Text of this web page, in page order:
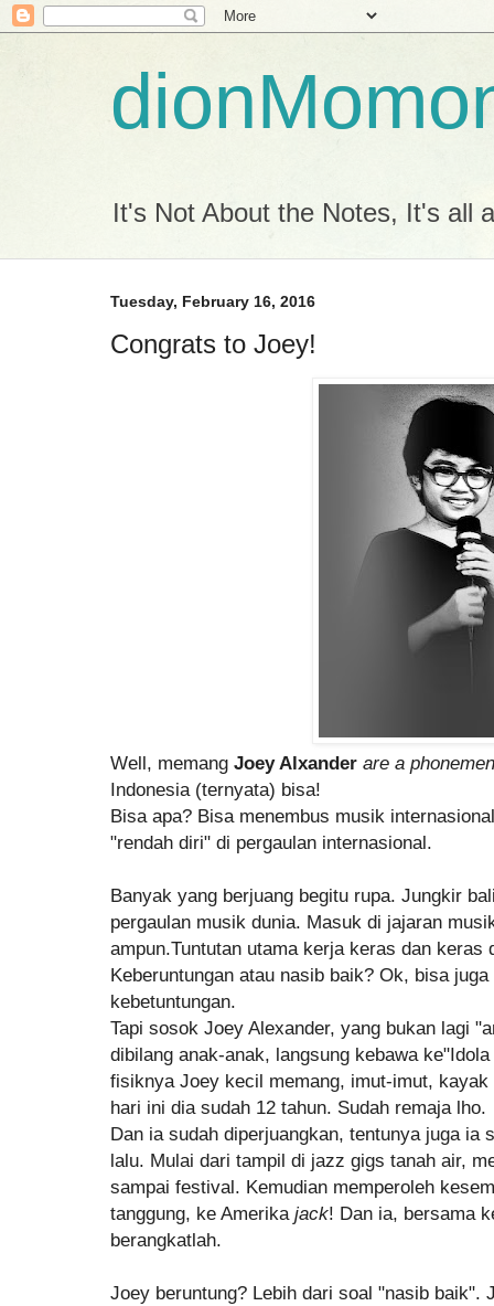
It's Not About the Notes, It's all
Tuesday, February 16, 2016
Congrats to Joey!
Well, memang Joey Alxander are a
Indonesia (ternyata) bisa!
Bisa apa? Bisa menembus musik
"rendah diri" di pergaulan internasional.
Banyak yang berjuang begitu rupa. Jungkir
pergaulan musik dunia. Masuk di jajaran
ampun.Tuntutan utama kerja keras dan keras
Keberuntungan atau nasib baik? Ok, bisa
kebetuntungan.
Tapi sosok Joey Alexander, yang bukan lagi
dibilang anak-anak, langsung kebawa
fisiknya Joey kecil memang, imut-imut,
hari ini dia sudah 12 tahun. Sudah remaja lho.
Dan ia sudah diperjuangkan, tentunya juga ia
lalu. Mulai dari tampil di jazz gigs tanah air,
sampai festival. Kemudian memperoleh
tanggung, ke Amerika jack! Dan ia, bersama
berangkatlah.
Joey beruntung? Lebih dari soal "nasib baik".